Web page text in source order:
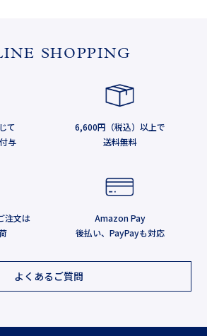
SHOPPING
て
与
6,600円（税込）以上で
送料無料
注文は
Amazon Pay
後払い、PayPayも対応
よくあるご質問